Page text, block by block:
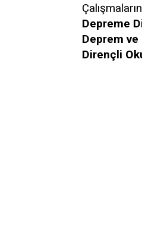
Depreme
Deprem
Dirençli